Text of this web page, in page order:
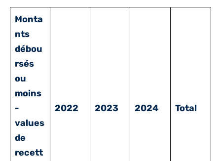
Monta
nts
débou
rsés
ou
moins
-
values
de
recett
2022 2023 2024 Total